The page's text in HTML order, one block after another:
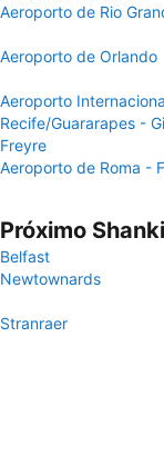
Aeroporto de Rio
Aeroporto de Orlando
Aeroporto
Recife/Guararapes -
Freyre
Aeroporto de Roma -
Próximo
Belfast
Newtownards
Stranraer